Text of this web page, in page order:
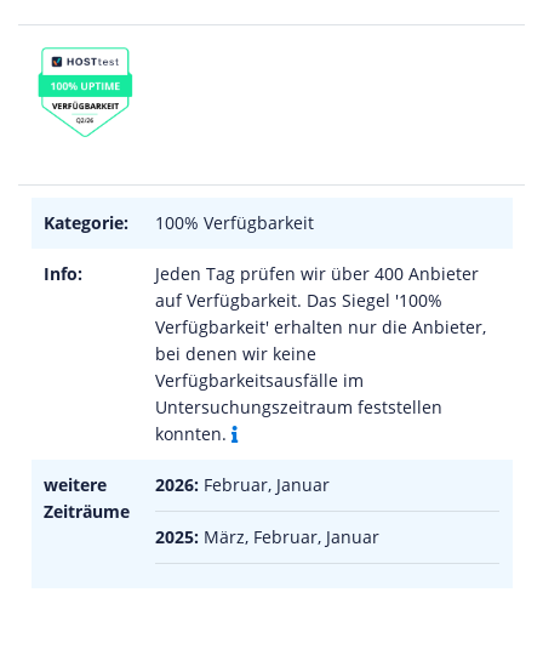
Kategorie: 100% Verfügbarkeit
Info:
Jeden Tag prüfen wir über 400 Anbieter
auf Verfügbarkeit. Das Siegel '100%
Verfügbarkeit' erhalten nur die Anbieter,
bei denen wir keine
Verfügbarkeitsausfälle im
Untersuchungszeitraum feststellen
konnten.
weitere
Zeiträume
2026: Februar, Januar
2025: März, Februar, Januar